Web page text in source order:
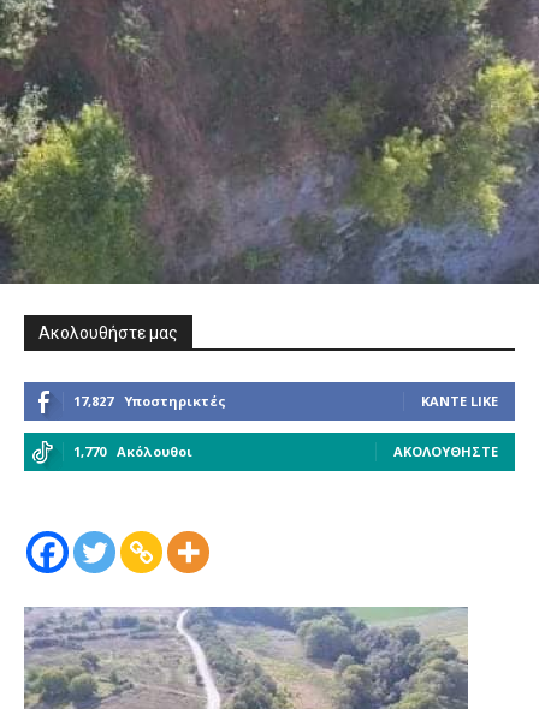
Ακολουθήστε μας
17,827 Υποστηρικτές ΚΆΝΤΕ LIKE
1,770 Ακόλουθοι ΑΚΟΛΟΥΘΉΣΤΕ